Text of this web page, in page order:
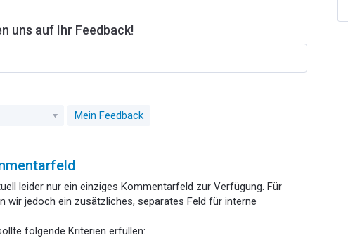
uns auf Ihr Feedback!
Mein Feedback
leider nur ein einziges Kommentarfeld zur Verfügung. Für
wir jedoch ein zusätzliches, separates Feld für interne
folgende Kriterien erfüllen: